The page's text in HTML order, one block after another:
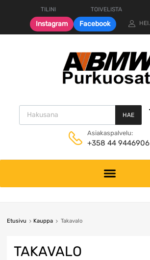
TILINI TOIVELISTA
Instagram Facebook HEI.
Products search
HAE
Asiakaspalvelu:
+358 44 9446906
content
Etusivu Kauppa Takavalo
TAKAVALO